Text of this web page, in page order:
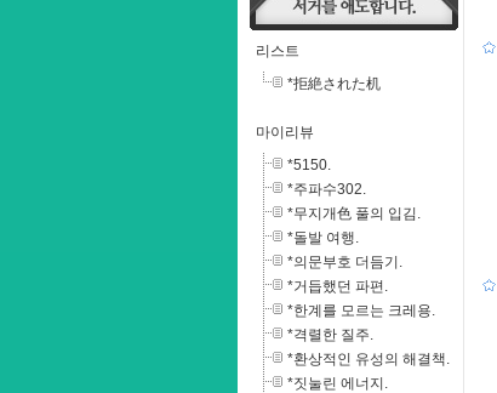
리스트
*拒絶された机
마이리뷰
*5150.
*주파수302.
*무지개色 풀의 입김.
*돌발 여행.
*의문부호 더듬기.
*거듭했던 파편.
*한계를 모르는 크레용.
*격렬한 질주.
*환상적인 유성의 해결책.
*짓눌린 에너지.